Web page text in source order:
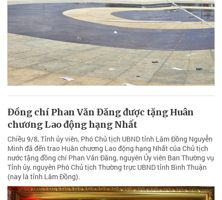
Đồng chí Phan Văn Đăng được tặng Huân
chương Lao động hạng Nhất
Chiều 9/8, Tỉnh ủy viên, Phó Chủ tịch UBND tỉnh Lâm Đồng Nguyễn
Minh đã đến trao Huân chương Lao động hạng Nhất của Chủ tịch
nước tặng đồng chí Phan Văn Đăng, nguyên Ủy viên Ban Thường vụ
Tỉnh ủy, nguyên Phó Chủ tịch Thường trực UBND tỉnh Bình Thuận
(nay là tỉnh Lâm Đồng).